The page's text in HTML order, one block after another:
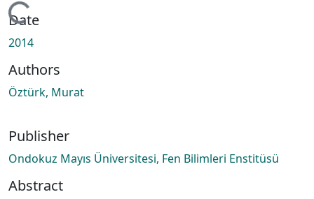
Date
2014
Authors
Öztürk, Murat
Publisher
Ondokuz Mayıs Üniversitesi, Fen Bilimleri Enstitüsü
Abstract